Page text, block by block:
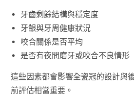
牙齒剩餘結構與穩定度
牙齦與牙周健康狀況
咬合關係是否平均
是否有夜間磨牙或咬合不良情形
這些因素都會影響全瓷冠的設計與
前評估相當重要。